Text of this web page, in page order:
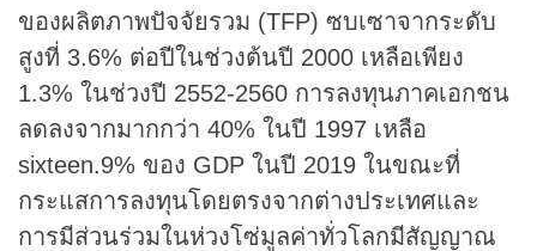
ของผลิตภาพปัจจัยรวม (TFP) ซบเซาจากระดับ
สูงที่ 3.6% ต่อปีในช่วงต้นปี 2000 เหลือเพียง
1.3% ในช่วงปี 2552-2560 การลงทุนภาคเอกชน
ลดลงจากมากกว่า 40% ในปี 1997 เหลือ
sixteen.9% ของ GDP ในปี 2019 ในขณะที่
กระแสการลงทุนโดยตรงจากต่างประเทศและ
การมีส่วนร่วมในห่วงโซ่มูลค่าทั่วโลกมีสัญญาณ